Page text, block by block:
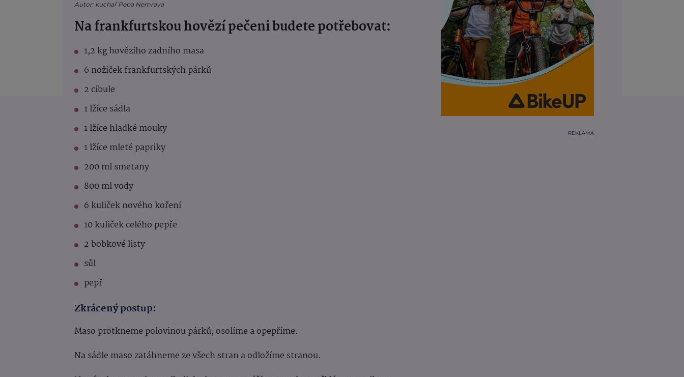
Autor: kuchař Pepa Nemrava
Na frankfurtskou hovězí pečeni budete potřebovat:
1,2 kg hovězího zadního masa
6 nožiček frankfurtských párků
2 cibule
1 lžíce sádla
1 lžíce hladké mouky
1 lžíce mleté papriky
200 ml smetany
800 ml vody
6 kuliček nového koření
10 kuliček celého pepře
2 bobkové listy
sůl
pepř
Zkrácený postup:
Maso protkneme polovinou párků, osolíme a opepříme.
Na sádle maso zatáhneme ze všech stran a odložíme stranou.
REKLAMA